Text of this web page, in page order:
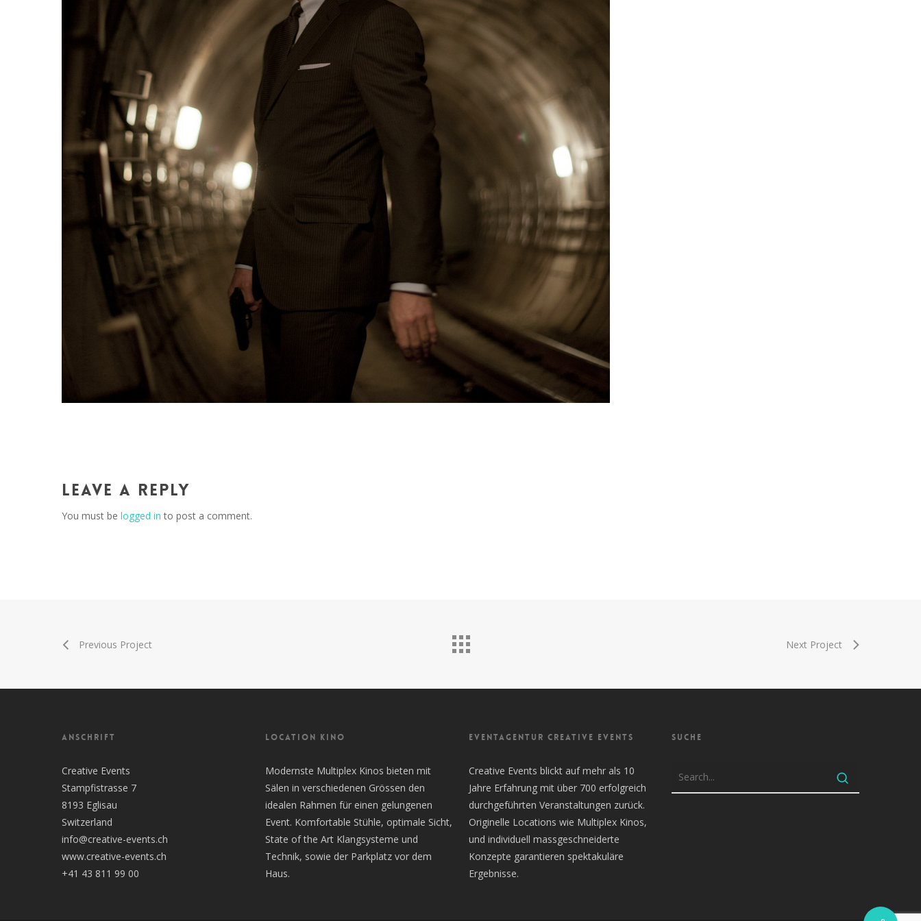
Leave a Reply
You must be logged in to post a comment.
Previous Project Next Project
ANSCHRIFT
Creative Events
Stampfistrasse 7
8193 Eglisau
Switzerland
info@creative-events.ch
www.creative-events.ch
+41 43 811 99 00
LOCATION KINO
Modernste Multiplex Kinos bieten mit
Sälen in verschiedenen Grössen den
idealen Rahmen für einen gelungenen
Event. Komfortable Stühle, optimale Sicht,
State of the Art Klangsysteme und
Technik, sowie der Parkplatz vor dem
Haus.
EVENTAGENTUR CREATIVE EVENTS
Creative Events blickt auf mehr als 10
Jahre Erfahrung mit über 700 erfolgreich
durchgeführten Veranstaltungen zurück.
Originelle Locations wie Multiplex Kinos,
und individuell massgeschneiderte
Konzepte garantieren spektakuläre
Ergebnisse.
SUCHE